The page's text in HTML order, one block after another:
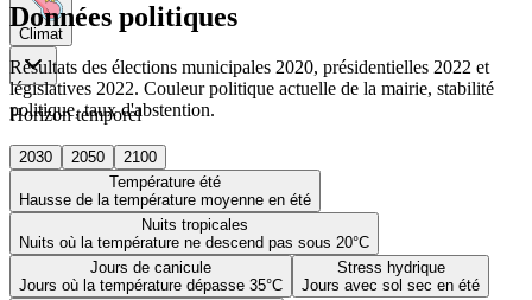
Climat
Horizon temporel
2030 2050
2100
Température été
Hausse de la température moyenne en été
Nuits tropicales
Nuits où la température ne descend pas sous 20°C
Jours de canicule
Jours où la température dépasse 35°C
Stress hydrique
Jours avec sol sec en été
Données politiques
Résultats des élections municipales 2020, présidentielles 2022 et
législatives 2022. Couleur politique actuelle de la mairie, stabilité
politique, taux d'abstention.